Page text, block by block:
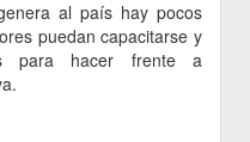
al país hay pocos
puedan capacitarse y
para hacer frente a